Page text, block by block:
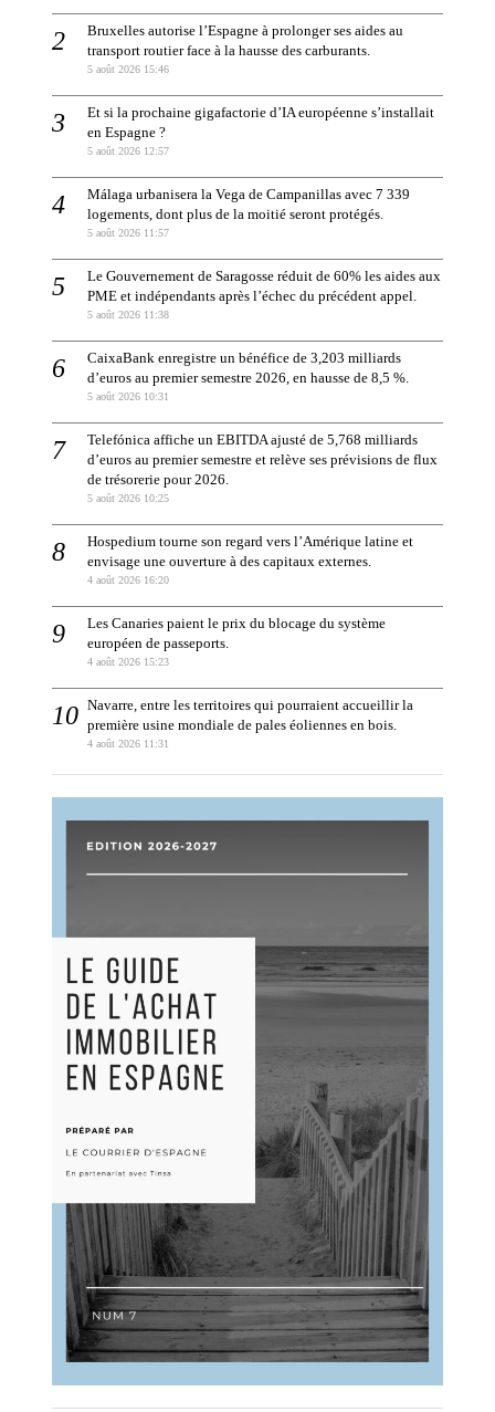
Bruxelles autorise l’Espagne à prolonger ses aides au
transport routier face à la hausse des carburants.
5 août 2026 15:46
Et si la prochaine gigafactorie d’IA européenne s’installait
en Espagne ?
5 août 2026 12:57
Málaga urbanisera la Vega de Campanillas avec 7 339
logements, dont plus de la moitié seront protégés.
5 août 2026 11:57
Le Gouvernement de Saragosse réduit de 60% les aides aux
PME et indépendants après l’échec du précédent appel.
5 août 2026 11:38
CaixaBank enregistre un bénéfice de 3,203 milliards
d’euros au premier semestre 2026, en hausse de 8,5 %.
5 août 2026 10:31
Telefónica affiche un EBITDA ajusté de 5,768 milliards
d’euros au premier semestre et relève ses prévisions de flux
de trésorerie pour 2026.
5 août 2026 10:25
Hospedium tourne son regard vers l’Amérique latine et
envisage une ouverture à des capitaux externes.
4 août 2026 16:20
Les Canaries paient le prix du blocage du système
européen de passeports.
4 août 2026 15:23
Navarre, entre les territoires qui pourraient accueillir la
première usine mondiale de pales éoliennes en bois.
4 août 2026 11:31